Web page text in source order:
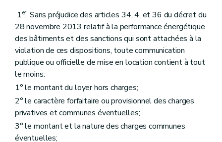
1er. Sans préjudice des articles 34, 4, et 36 du décret du
28 novembre 2013 relatif à la performance énergétique
des bâtiments et des sanctions qui sont attachées à la
violation de ces dispositions, toute communication
publique ou officielle de mise en location contient à tout
le moins:
1° le montant du loyer hors charges;
2° le caractère forfaitaire ou provisionnel des charges
privatives et communes éventuelles;
3° le montant et la nature des charges communes
éventuelles;